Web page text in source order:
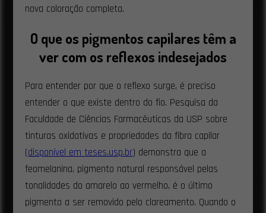
nova coloração completa.
O que os pigmentos capilares têm a
ver com os reflexos indesejados
Para entender por que o reflexo surge, é preciso
entender o que existe dentro do fio. Pesquisa da
Faculdade de Ciências Farmacêuticas da USP sobre
tinturas oxidativas e propriedades da fibra capilar
(disponível em teses.usp.br) demonstra que a
feomelanina, pigmento natural responsável pelas
tonalidades do amarelo ao vermelho, é o último
pigmento a ser removido pelo clareamento. Quando o